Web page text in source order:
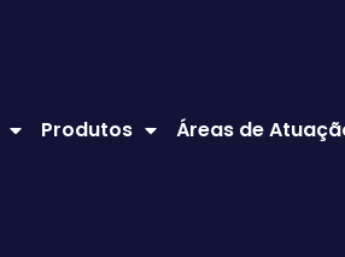
Produtos Áreas de